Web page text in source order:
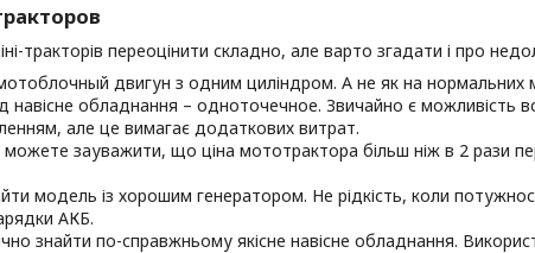
тракторів переоцінити складно, але варто згадати і про
двигун з одним циліндром. А не як на нормальних
навісне обладнання – одноточечное. Звичайно є можливість
але це вимагає додаткових витрат.
можете зауважити, що ціна мототрактора більш ніж в 2 рази
модель із хорошим генератором. Не рідкість, коли
АКБ.
знайти по-справжньому якісне навісне обладнання.